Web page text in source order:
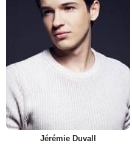
Jérémie Duvall